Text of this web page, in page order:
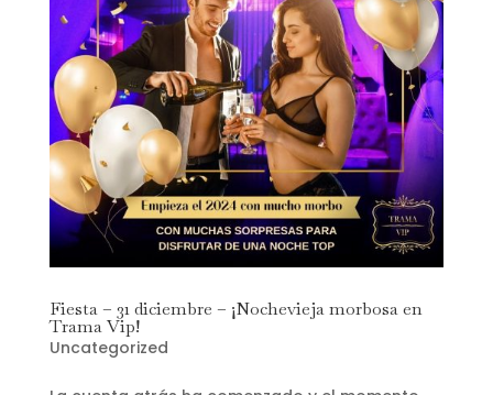
Fiesta – 31 diciembre – ¡Nochevieja morbosa en
Trama Vip!
Uncategorized